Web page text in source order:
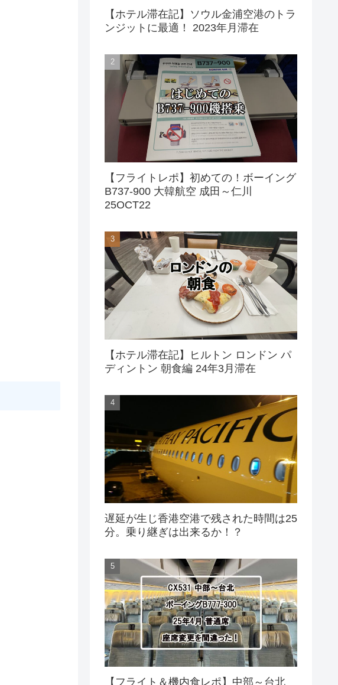
【ホテル滞在記】ソウル金浦空港のトラ
ンジットに最適！ 2023年月滞在
【フライトレポ】初めての！ボーイング
B737-900 大韓航空 成田～仁川
25OCT22
【ホテル滞在記】ヒルトン ロンドン パ
ディントン 朝食編 24年3月滞在
遅延が生じ香港空港で残された時間は25
分。乗り継ぎは出来るか！？
【フライト＆機内食レポ】中部～台北